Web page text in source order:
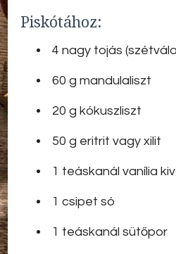
Piskótához:
4 nagy tojás
60 g mandulaliszt
20 g kókuszliszt
50 g eritrit vagy xilit
1 teáskanál vanília
1 csipet só
1 teáskanál sütőpor